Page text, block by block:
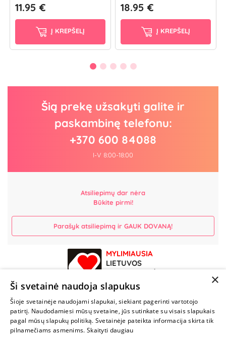
11.95 €
Į KREPŠELĮ
18.95 €
Į KREPŠELĮ
Šią prekę užsakyti galite ir
paskambinę telefonu:
+370 600 84088
I-V 8:00-18:00
Atsiliepimų dar nėra
Būkite pirmi!
Parašyk atsiliepimą ir GAUK DOVANĄ!
MYLIMIAUSIA
LIETUVOS
PARDUOTUVĖ
NENUSTOK
ŽAISTI
×
Ši svetainė naudoja slapukus
Šioje svetainėje naudojami slapukai, siekiant pagerinti vartotojo
patirtį. Naudodamiesi mūsų svetaine, jūs sutinkate su visais slapukais
pagal mūsų slapukų politiką. Svetainėje pateikta informacija skirta tik
pilnamečiams asmenims. Skaityti daugiau